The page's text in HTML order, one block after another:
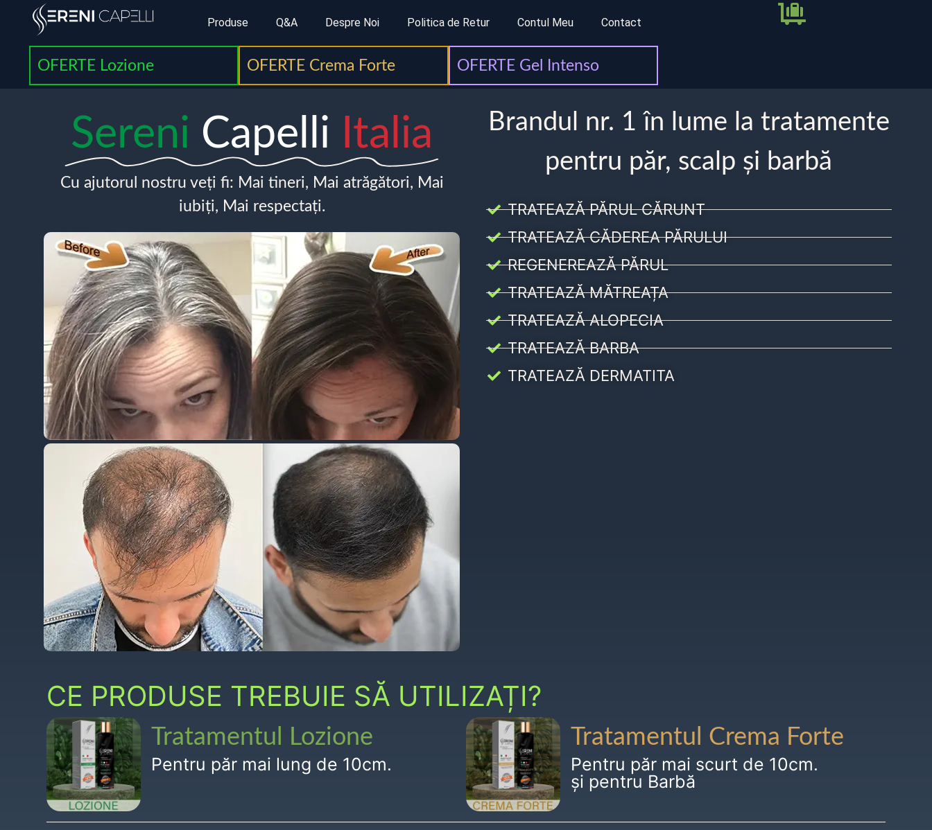
Produse Q&A Despre Noi Politica de Retur Contul Meu Contact
OFERTE Lozione OFERTE Crema Forte OFERTE Gel Intenso
Sereni Capelli Italia
Cu ajutorul nostru veți fi: Mai tineri, Mai atrăgători, Mai
iubiți, Mai respectați.
Brandul nr. 1 în lume la tratamente
pentru păr, scalp și barbă
TRATEAZĂ PĂRUL CĂRUNT
TRATEAZĂ CĂDEREA PĂRULUI
REGENEREAZĂ PĂRUL
TRATEAZĂ MĂTREAȚA
TRATEAZĂ ALOPECIA
TRATEAZĂ BARBA
TRATEAZĂ DERMATITA
CE PRODUSE TREBUIE SĂ UTILIZAȚI?
Tratamentul Lozione
Pentru păr mai lung de 10cm.
Tratamentul Crema Forte
Pentru păr mai scurt de 10cm.
și pentru Barbă